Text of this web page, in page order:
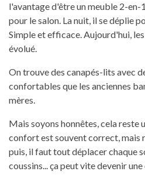
l'avantage d'être un meuble 2-en-
pour le salon. La nuit, il se déplie
Simple et efficace. Aujourd'hui,
évolué.
On trouve des canapés-lits avec
confortables que les anciennes
mères.
Mais soyons honnêtes, cela reste
confort est souvent correct, mais
puis, il faut tout déplacer chaque
coussins... ça peut vite devenir